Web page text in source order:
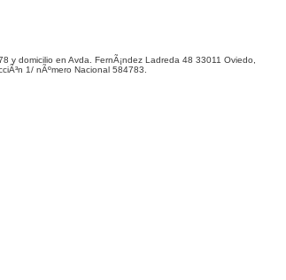
y domicilio en Avda. FernÃ¡ndez Ladreda 48 33011 Oviedo,
1/ nÃºmero Nacional 584783.